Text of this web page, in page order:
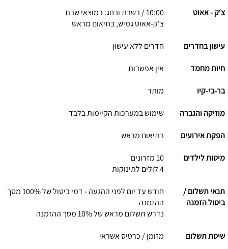
צ‘ק - אאוט
10:00 / בשבת ובחג: במוצאי שבת
צ'ק-אאוט גמיש, בתיאום מראש
עישון בחדרים חדרים ללא עישון
חיות מחמד אין אפשרות
בר-בי-קיו מותר
מוזיקה והגברה שימוש במערכות הקיימות בלבד
הפקת אירועים בתיאום מראש
מיטות לילדים
10 מזרונים
4 לולים לתינוקות
תנאי תשלום /
ביטול הזמנה
חודש עד יום לפני ההגעה - דמי ביטול של 100% מסך
ההזמנה
נדרש תשלום מראש של 10% מסך ההזמנה
שיטת תשלום מזומן / כרטיס אשראי